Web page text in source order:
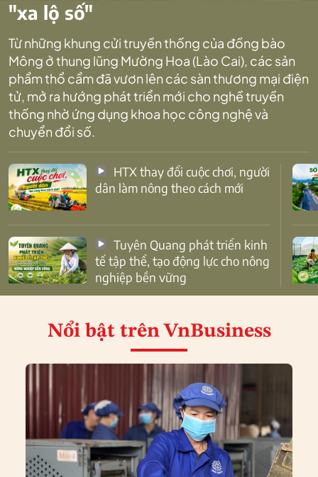
"xa lộ số"
Từ những khung cửi truyền thống của đồng bào
Mông ở thung lũng Mường Hoa (Lào Cai), các sản
phẩm thổ cẩm đã vươn lên các sàn thương mại điện
tử, mở ra hướng phát triển mới cho nghề truyền
thống nhờ ứng dụng khoa học công nghệ và
chuyển đổi số.
dân làm nông theo cách mới
tế tập thể, tạo động lực cho nông
nghiệp bền vững
Nổi bật trên VnBusiness